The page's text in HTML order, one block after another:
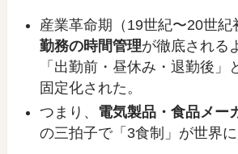
産業革命期（19世紀〜20世紀
勤務の時間管理が徹底される
「出勤前・昼休み・退勤後」
固定化された。
つまり、 電気製品・食品メー
の三拍子で「3食制」が世界に